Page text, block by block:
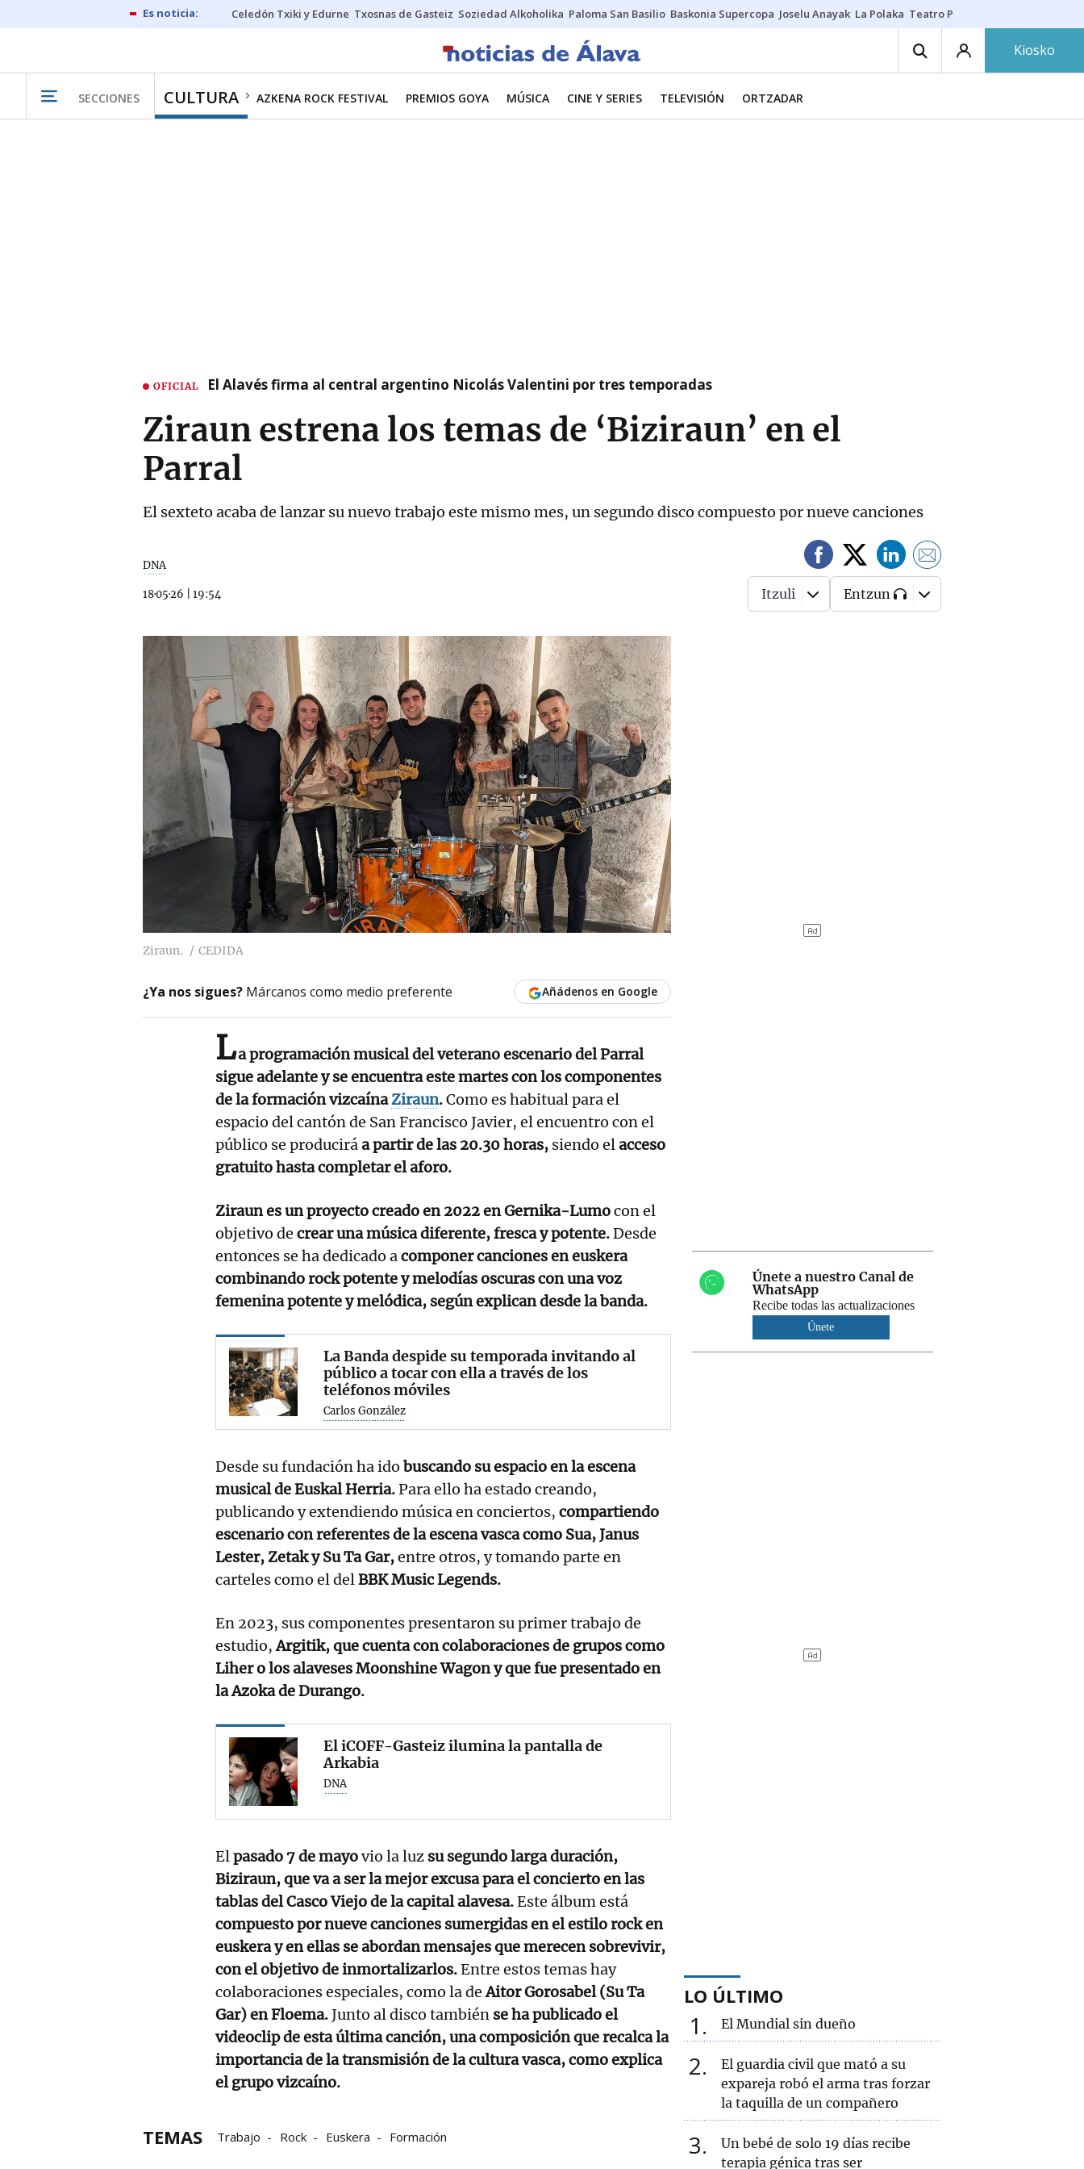
Celedón Txiki y Edurne Txosnas de Gasteiz Soziedad Alkoholika Paloma San Basilio Baskonia Supercopa Joselu Anayak La Polaka Teatro Principal
Kiosko
SECCIONES CULTURA AZKENA ROCK FESTIVAL PREMIOS GOYA MÚSICA CINE Y SERIES TELEVISIÓN ORTZADAR
OFICIAL El Alavés firma al central argentino Nicolás Valentini por tres temporadas
Ziraun estrena los temas de ‘Biziraun’ en el
Parral
El sexteto acaba de lanzar su nuevo trabajo este mismo mes, un segundo disco compuesto por nueve canciones
DNA
18·05·26 19:54 Itzuli Entzun
Ziraun. CEDIDA
¿Ya nos sigues? Márcanos como medio preferente Añádenos en Google
La programación musical del veterano escenario del Parral
sigue adelante y se encuentra este martes con los componentes
de la formación vizcaínaZiraun.Como es habitual para el
espacio del cantón de San Francisco Javier, el encuentro con el
público se produciráa partir de las 20.30 horas, siendo elacceso
gratuito hasta completar el aforo.
Ziraun es un proyecto creado en 2022 en Gernika-Lumocon el
objetivo de crear una música diferente, fresca y potente.Desde
entonces se ha dedicado acomponer canciones en euskera
combinando rock potente y melodías oscuras con una voz
femenina potente y melódica, según explican desde la banda.
La Banda despide su temporada invitando al
público a tocar con ella a través de los
teléfonos móviles
Carlos González
Desde su fundación ha ido buscando su espacio en la escena
musical de Euskal Herria.Para ello ha estado creando,
publicando y extendiendo música en conciertos, compartiendo
escenario con referentes de la escena vasca como Sua, Janus
Lester, Zetak y Su Ta Gar,entre otros, y tomando parte en
carteles como el delBBK Music Legends.
En 2023, sus componentes presentaron su primer trabajo de
estudio,Argitik, que cuenta con colaboraciones de grupos como
Liher o los alaveses Moonshine Wagon y que fue presentado en
la Azoka de Durango.
El iCOFF-Gasteiz ilumina la pantalla de
Arkabia
DNA
Elpasado 7 de mayovio la luz su segundo larga duración,
Biziraun, que va a ser la mejor excusa para el concierto en las
tablas del Casco Viejo de la capital alavesa.Este álbum está
compuesto por nueve canciones sumergidas en el estilo rock en
euskera y en ellas se abordan mensajes que merecen sobrevivir,
con el objetivo de inmortalizarlos.Entre estos temas hay
colaboraciones especiales, como la deAitor Gorosabel (Su Ta
Gar) en Floema.Junto al disco también se ha publicado el
videoclip de esta última canción,una composición que recalca la
importancia de la transmisión de la cultura vasca, como explica
el grupo vizcaíno.
TEMAS Trabajo Rock Euskera Formación
Únete a nuestro Canal de
WhatsApp
Recibe todas las actualizaciones
Únete
LO ÚLTIMO
1 El Mundial sin dueño
2
El guardia civil que mató a su
expareja robó el arma tras forzar
la taquilla de un compañero
3
Un bebé de solo 19 días recibe
terapia génica tras ser